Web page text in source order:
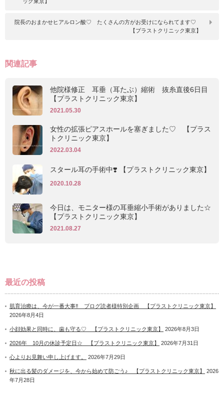
院長のおまかせヒアルロン酸♡ たくさんの方がお受けになられてます♡
【プラストクリニック東京】
関連記事
他院様修正 耳垂（耳たぶ）縮術 抜糸直後6日目
【プラストクリニック東京】
2021.05.30
女性の拡張ピアスホールを塞ぎました♡ 【プラス
トクリニック東京】
2022.03.04
スタール耳の手術中❣️ 【プラストクリニック東京】
2020.10.28
今日は、モニター様の耳垂縮小手術がありました☆
【プラストクリニック東京】
2021.08.27
最近の投稿
肌育治療は、今が一番大事‼ ブログ読者様特別企画 【プラストクリニック東京】
2026年8月4日
小顔効果と同時に、歯も守る♡ 【プラストクリニック東京】 2026年8月3日
2026年 10月の休診予定日☆ 【プラストクリニック東京】 2026年7月31日
心よりお見舞い申し上げます。 2026年7月29日
秋に出る髪のダメージを、今から始めて防ごう♪ 【プラストクリニック東京】
2026
年7月28日